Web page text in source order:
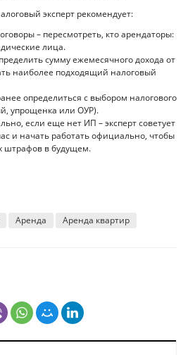
эксперт рекомендует:
– пересмотреть, кто арендаторы:
лица.
сумму ежемесячного дохода от
наиболее подходящий налоговый
определиться с выбором налогового
упрощенка или ОУР).
если еще нет ИП – эксперт советует
и начать работать официально, чтобы
штрафов в будущем.
Аренда Аренда квартир
РК базовую ставку без изменений
рассказала, что будет с ценами на